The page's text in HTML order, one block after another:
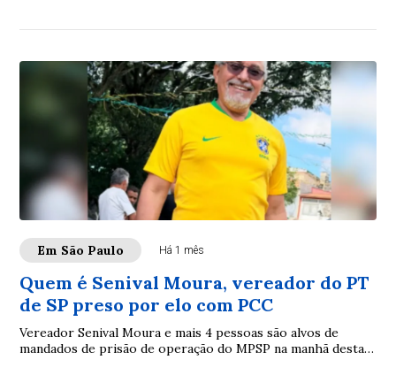
Em São Paulo Há 1 mês
Quem é Senival Moura, vereador do PT
de SP preso por elo com PCC
Vereador Senival Moura e mais 4 pessoas são alvos de
mandados de prisão de operação do MPSP na manhã desta